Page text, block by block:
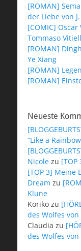
[ROMAN]
der Liebe von
[COMIC]
Tommaso
[ROMAN]
Ye Xiang
[ROMAN]
[ROMAN]
Neueste
“Like a
Nicole zu
[TOP 3] Meine
Dream zu
Klune
Koriko zu
des Wolfes von
Claudia zu
des Wolfes von